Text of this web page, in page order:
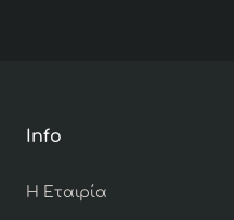
Info
Η Εταιρία